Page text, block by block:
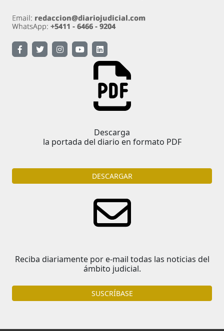
Descarga
la portada del diario en formato PDF
DESCARGAR
Reciba diariamente por e-mail todas las noticias del
ámbito judicial.
SUSCRÍBASE